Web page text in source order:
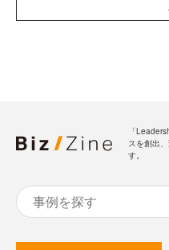
「
スを創出
す。